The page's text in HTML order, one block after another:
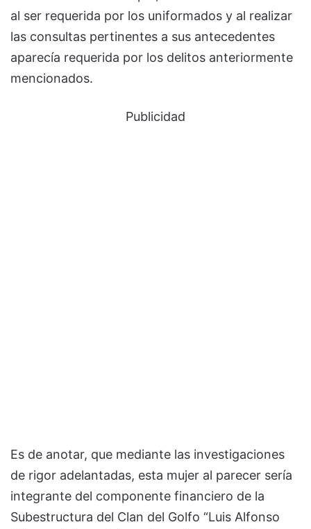
al ser requerida por los uniformados y al realizar
las consultas pertinentes a sus antecedentes
aparecía requerida por los delitos anteriormente
mencionados.
Publicidad
Es de anotar, que mediante las investigaciones
de rigor adelantadas, esta mujer al parecer sería
integrante del componente financiero de la
Subestructura del Clan del Golfo “Luis Alfonso